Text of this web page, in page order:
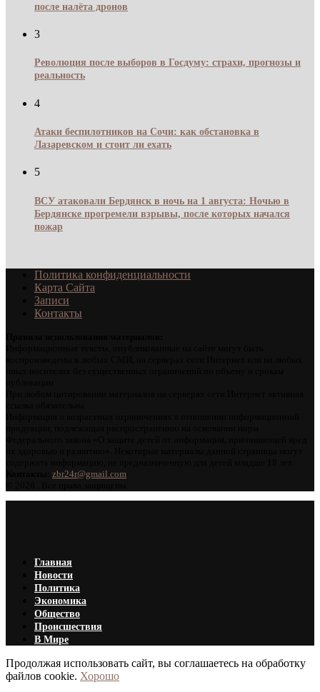
после налёта дронов
3
Революция после выборов в Госдуму: страхи, прогнозы и
реальность
4
Атаки беспилотников на Сочи: как обстановка в
Лазаревском и стоит ли ехать
5
ВСУ атаковали Бердянск в ночь на 1 августа: Ночью в
Бердянске прогремели взрывы, после которых начался
пожар
Политика конфиденциальности
Карта Сайта
Записи
Контакты
zbr24r@gmail.com
Главная
Новости
Политика
Экономика
Общество
Происшествия
В Мире
Продолжая использовать сайт, вы соглашаетесь на обработку
файлов cookie. Хорошо